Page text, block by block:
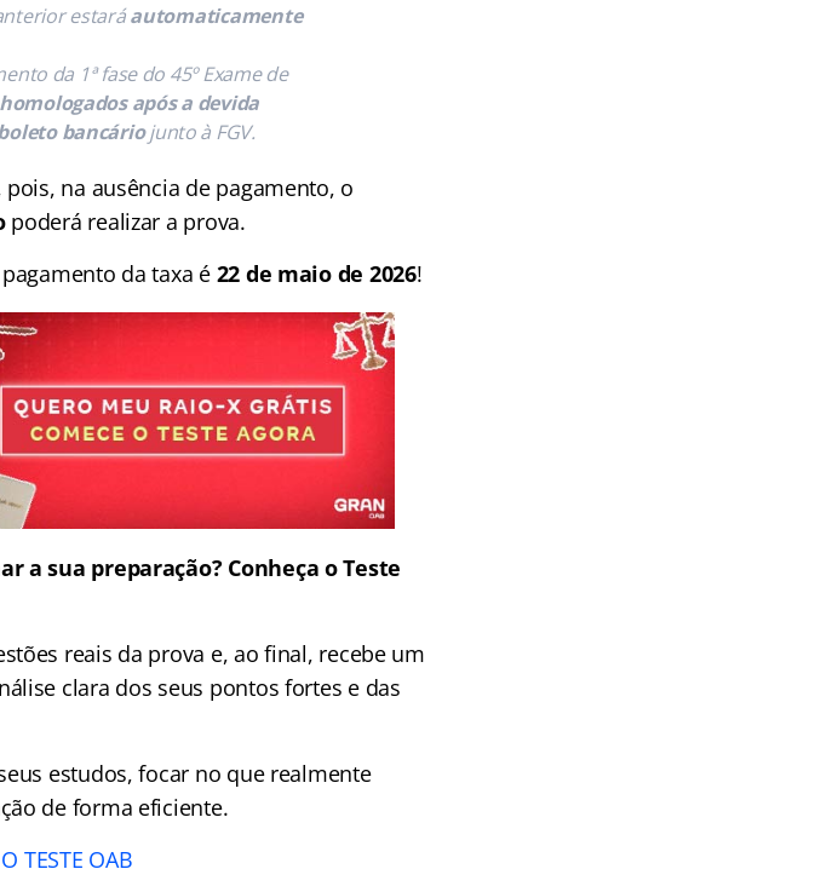
estaráautomaticamente
da 1ª fase do 45º Exame de
homologados após a devida
bancáriojunto à FGV.
na ausência de pagamento, o
poderá realizar a prova.
da taxa é 22 de maio de 2026!
sua preparação? Conheça o Teste
reais da prova e, ao final, recebe um
clara dos seus pontos fortes e das
estudos, focar no que realmente
de forma eficiente.
TESTE OAB